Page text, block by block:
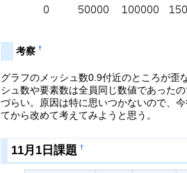
考察 †
グラフのメッシュ数0.9付近のところが歪
シュ数や要素数は全員同じ数値であった
づらい。原因は特に思いつかないので、
てから改めて考えてみようと思う。
11月1日課題 †